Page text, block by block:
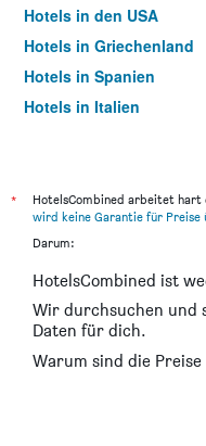
Hotels in den USA
Hotels in Griechenland
Hotels in Spanien
Hotels in Italien
*
HotelsCombined arbeitet hart
wird keine Garantie für Preise
Darum:
HotelsCombined ist
Wir durchsuchen und
Daten für dich.
Warum sind die